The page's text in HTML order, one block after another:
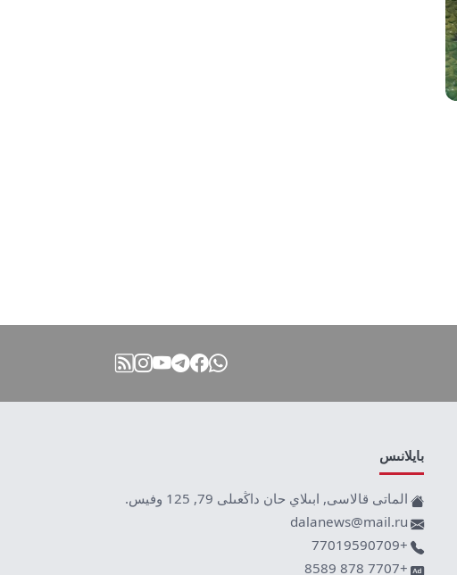
بايلانىس
الماتى قالاسى, ابىلاي حان داڭعىلى 79, 125 وفيس.
dalanews@mail.ru
+77019590709
+7707 878 8589